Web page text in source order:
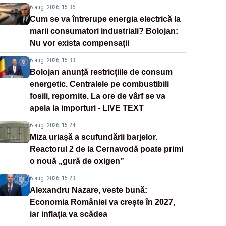
6 aug. 2026, 15:36
Cum se va întrerupe energia electrică la
marii consumatori industriali? Bolojan:
Nu vor exista compensații
6 aug. 2026, 15:33
Bolojan anunță restricțiile de consum
energetic. Centralele pe combustibili
fosili, repornite. La ore de vârf se va
apela la importuri - LIVE TEXT
6 aug. 2026, 15:24
Miza uriașă a scufundării barjelor.
Reactorul 2 de la Cernavodă poate primi
o nouă „gură de oxigen”
6 aug. 2026, 15:23
Alexandru Nazare, veste bună:
Economia României va crește în 2027,
iar inflația va scădea